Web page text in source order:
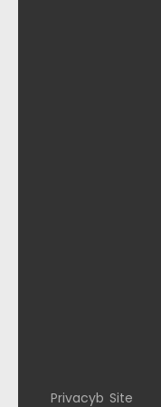
Privacyb Site